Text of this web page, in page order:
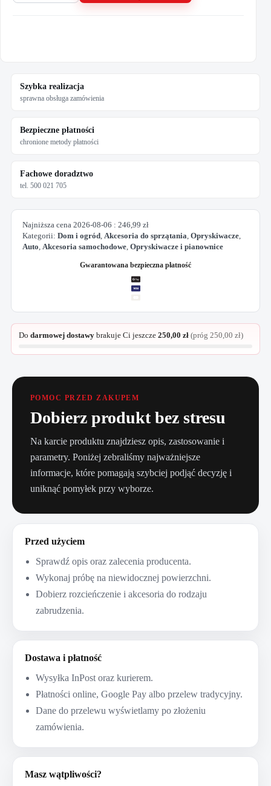
Szybka realizacja
sprawna obsługa zamówienia
Bezpieczne płatności
chronione metody płatności
Fachowe doradztwo
tel. 500 021 705
Najniższa cena 2026-08-06 : 246,99 zł
Kategorii: Dom i ogród Akcesoria do sprzątania Opryskiwacze
Auto Akcesoria samochodowe Opryskiwacze i pianownice
Gwarantowana bezpieczna płatność
Do darmowej dostawy brakuje Ci jeszcze 250,00 zł (próg 250,00 zł)
POMOC PRZED ZAKUPEM
Dobierz produkt bez stresu
Na karcie produktu znajdziesz opis, zastosowanie i
parametry. Poniżej zebraliśmy najważniejsze
informacje, które pomagają szybciej podjąć decyzję i
uniknąć pomyłek przy wyborze.
Przed użyciem
Sprawdź opis oraz zalecenia producenta.
Wykonaj próbę na niewidocznej powierzchni.
Dobierz rozcieńczenie i akcesoria do rodzaju
zabrudzenia.
Dostawa i płatność
Wysyłka InPost oraz kurierem.
Płatności online, Google Pay albo przelew tradycyjny.
Dane do przelewu wyświetlamy po złożeniu
zamówienia.
Masz wątpliwości?